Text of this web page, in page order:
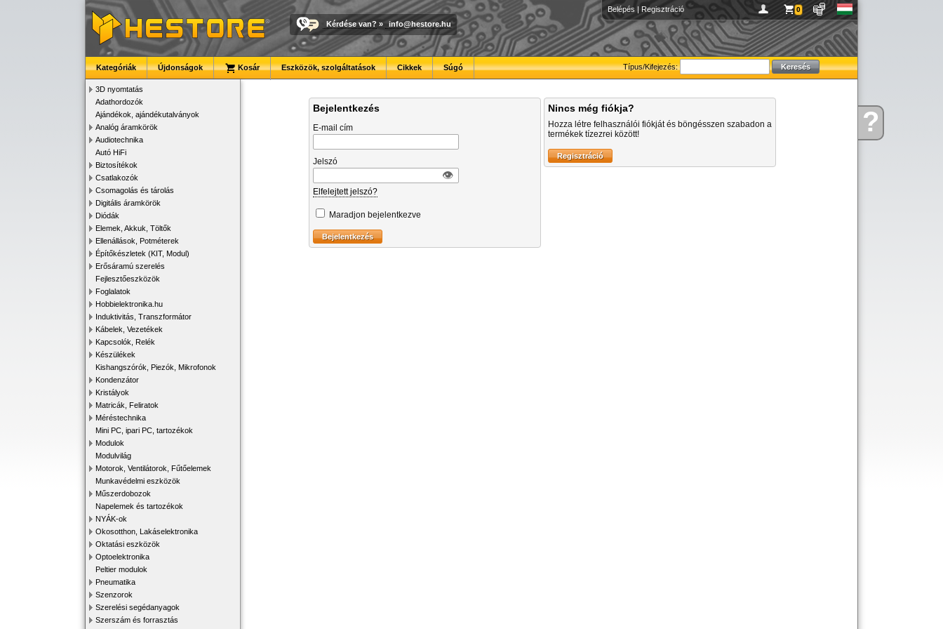
Kérdése?
Belépés | Regisztráció 0
Kérdése van? » info@hestore.hu
Típus/Kifejezés:
Kategóriák Újdonságok Kosár Eszközök, szolgáltatások Cikkek Súgó
3D nyomtatás
Adathordozók
Ajándékok, ajándékutalványok
Analóg áramkörök
Audiotechnika
Autó HiFi
Biztosítékok
Csatlakozók
Csomagolás és tárolás
Digitális áramkörök
Diódák
Elemek, Akkuk, Töltők
Ellenállások, Potméterek
Építőkészletek (KIT, Modul)
Erősáramú szerelés
Fejlesztőeszközök
Foglalatok
Hobbielektronika.hu
Induktivitás, Transzformátor
Kábelek, Vezetékek
Kapcsolók, Relék
Készülékek
Kishangszórók, Piezók, Mikrofonok
Kondenzátor
Kristályok
Matricák, Feliratok
Méréstechnika
Mini PC, ipari PC, tartozékok
Modulok
Modulvilág
Motorok, Ventilátorok, Fűtőelemek
Munkavédelmi eszközök
Műszerdobozok
Napelemek és tartozékok
NYÁK-ok
Okosotthon, Lakáselektronika
Oktatási eszközök
Optoelektronika
Peltier modulok
Pneumatika
Szenzorok
Szerelési segédanyagok
Szerszám és forrasztás
Bejelentkezés
E-mail cím
Jelszó
👁︎
Elfelejtett jelszó?
Maradjon bejelentkezve
Nincs még fiókja?
Hozza létre felhasználói fiókját és böngésszen szabadon a
termékek tízezrei között!